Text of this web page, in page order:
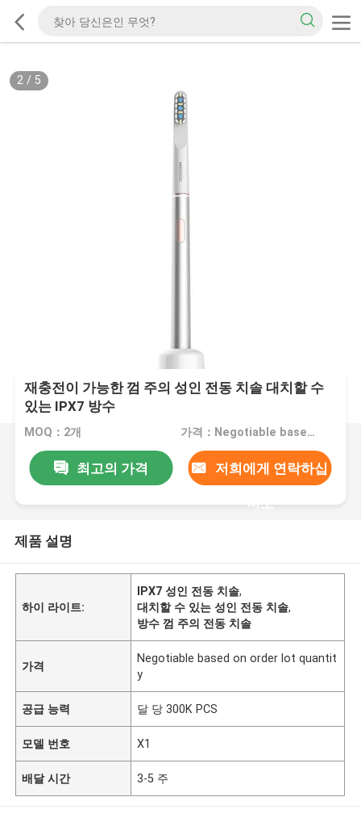
2/ 5
재충전이 가능한 껌 주의 성인 전동 치솔 대치할 수
있는 IPX7 방수
MOQ：2개 가격：Negotiable based on order lot quantity
최고의 가격 저희에게 연락하십
시오
제품 설명
하이 라이트:
IPX7 성인 전동 치솔,
대치할 수 있는 성인 전동 치솔,
방수 껌 주의 전동 치솔
가격
Negotiable based on order lot quantit
y
공급 능력 달 당 300K PCS
모델 번호 X1
배달 시간 3-5 주